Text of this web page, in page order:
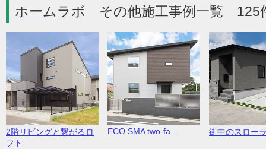
ホームラボ その他施工事例一覧 125
2階リビングと繋がるロ
フト
ECO SMA two-fa... 街中のスロー